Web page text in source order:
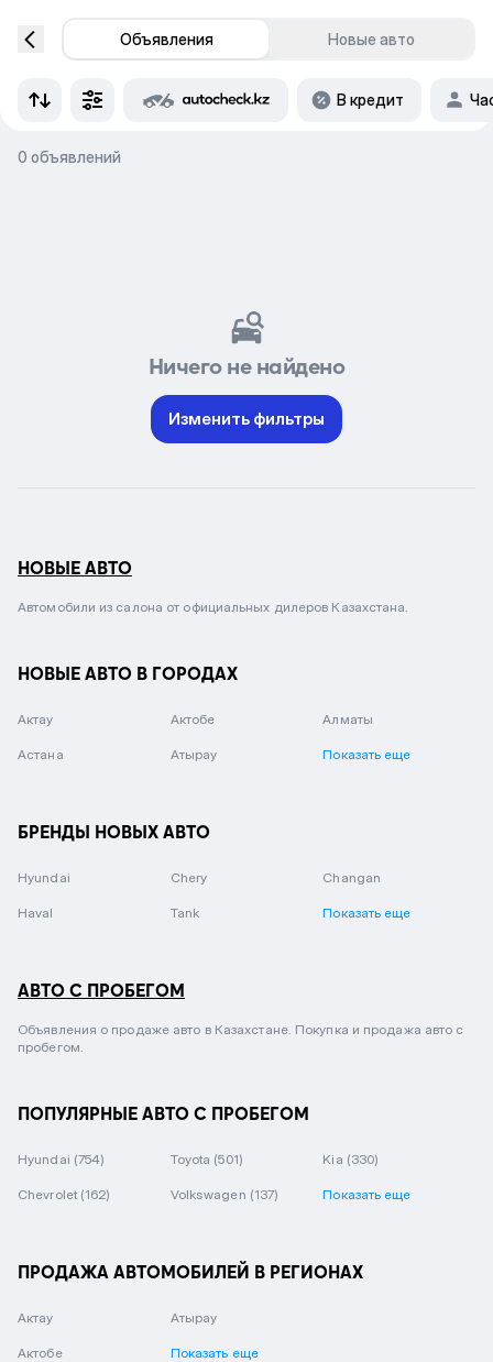
Объявления Новые авто
В кредит
0 объявлений
Ничего не найдено
Изменить фильтры
НОВЫЕ АВТО
Автомобили из салона от официальных дилеров Казахстана.
НОВЫЕ АВТО В ГОРОДАХ
Актау Актобе Алматы
Астана Атырау Показать еще
БРЕНДЫ НОВЫХ АВТО
Hyundai Chery Changan
Haval Tank Показать еще
АВТО С ПРОБЕГОМ
Объявления о продаже авто в Казахстане. Покупка и продажа авто с
пробегом.
ПОПУЛЯРНЫЕ АВТО С ПРОБЕГОМ
Hyundai (754) Toyota (501) Kia (330)
Chevrolet (162) Volkswagen (137) Показать еще
ПРОДАЖА АВТОМОБИЛЕЙ В РЕГИОНАХ
Актау
Актобе
Атырау
Показать еще